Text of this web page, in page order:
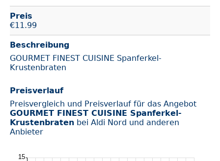
Preis
€11.99
Beschreibung
GOURMET FINEST CUISINE Spanferkel-
Krustenbraten
Preisverlauf
Preisvergleich und Preisverlauf für das Angebot
GOURMET FINEST CUISINE Spanferkel-
Krustenbraten bei Aldi Nord und anderen
Anbieter